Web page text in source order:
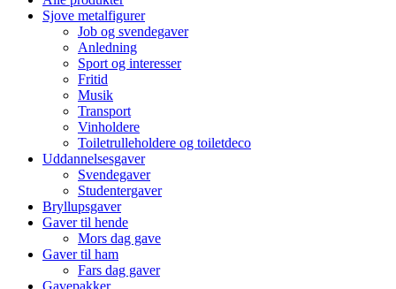
Sjove metalfigurer
Job og svendegaver
Anledning
Sport og interesser
Fritid
Musik
Transport
Vinholdere
Toiletrulleholdere og toiletdeco
Uddannelsesgaver
Svendegaver
Studentergaver
Bryllupsgaver
Gaver til hende
Mors dag gave
Gaver til ham
Fars dag gaver
Gavepakker